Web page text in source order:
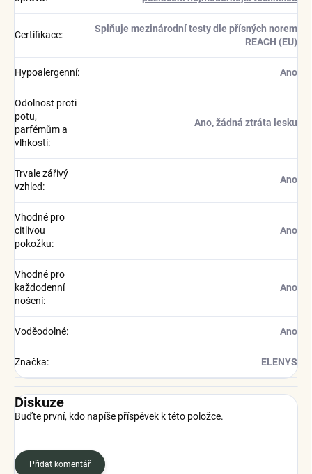
Certifikace:
Splňuje mezinárodní testy dle přísných norem
REACH (EU)
Hypoalergenní: Ano
Odolnost proti
potu,
parfémům a
vlhkosti:
Ano, žádná ztráta lesku
Trvale zářivý
vzhled:
Ano
Vhodné pro
citlivou
pokožku:
Ano
Vhodné pro
každodenní
nošení:
Ano
Voděodolné: Ano
Značka: ELENYS
Diskuze
Buďte první, kdo napíše příspěvek k této položce.
Přidat komentář